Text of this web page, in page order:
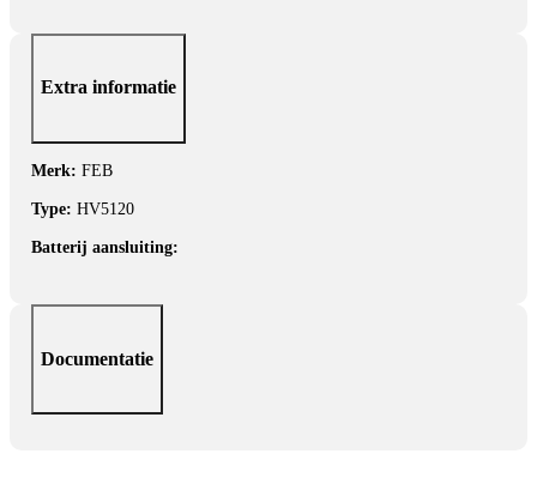
Extra informatie
Merk: FEB
Type:HV5120
Batterij aansluiting:
Documentatie